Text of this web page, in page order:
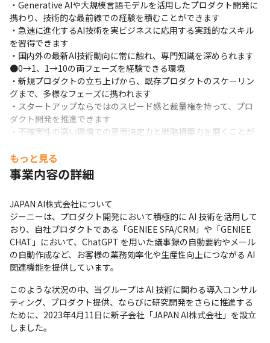
・語学学習 / 資格取得支援
日本語や英語の学習プログラムや資格の取得を会社費用
で利用可能
・リフレッシュ手当
ご自身のリフレッシュのために使用するサービスの費用
を負担 (月5000円まで)
e.g. ジム, ヨガ, 整体、水族館、映画, テーマパークのチ
ケットなど各種適用可能
・家賃手当
で)
・Generative AIや大規模言語モデルを活用したプロダクト開発に
携わり、技術的な最前線での経験を積むことができます
・急速に進化するAI技術を実ビジネスに応用する実践的なスキル
を習得できます
・国内外の最新AI技術動向に常に触れ、専門知識を深められます
●0→1、1→10の両フェーズを経験できる環境
・新規プロダクトの立ち上げから、既存プロダクトのスケーリン
グまで、多様なフェーズに携われます
・スタートアップならではのスピード感と裁量権を持って、プロ
ダクト開発を推進できます
・不確実性の高い環境での意思決定力と戦略構築力を磨くことが
●多様なバックグラウンドを持つチームとの協働
・グローバルな人材が集まる多国籍チームで、多様な視点を活か
しながらプロジェクトを推進する経験を得られます
発スキルを磨けます
・インクルーシブな環境で、多様性を尊重する組織文化を体験で
きます
●キャリアの次のステップへ進む機会
・プロダクト組織のトップとして、戦略立案から実行までの一連
のプロセスを主導し、リーダーシップスキルを磨くことができま
・急成長する企業で、組織の成長と共に自身のキャリアも拡大で
きます
もっと見る
事業内容の詳細
JAPAN AI株式会社について
ジーニーは、プロダクト開発において積極的に AI 技術を活用して
おり、自社プロダクトである「GENIEE SFA/CRM」や「GENIEE
CHAT」において、ChatGPT を用いた議事録の自動要約やメール
の自動作成など、お客様の業務効率化や生産性向上につながる AI
関連機能を提供しています。
このような状況の中、当グループは AI 技術に関わる導入コンサル
ティング、プロダクト提供、ならびに研究開発をさらに推進する
ために、2023年4月11日に新子会社「JAPAN AI株式会社」を設立
しました。